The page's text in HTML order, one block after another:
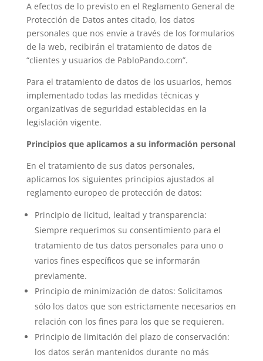
A efectos de lo previsto en el Reglamento General de
Protección de Datos antes citado, los datos
personales que nos envíe a través de los formularios
de la web, recibirán el tratamiento de datos de
“clientes y usuarios de PabloPando.com”.
Para el tratamiento de datos de los usuarios, hemos
implementado todas las medidas técnicas y
organizativas de seguridad establecidas en la
legislación vigente.
Principios que aplicamos a su información personal
En el tratamiento de sus datos personales,
aplicamos los siguientes principios ajustados al
reglamento europeo de protección de datos:
Principio de licitud, lealtad y transparencia:
Siempre requerimos su consentimiento para el
tratamiento de tus datos personales para uno o
varios fines específicos que se informarán
previamente.
Principio de minimización de datos: Solicitamos
sólo los datos que son estrictamente necesarios en
relación con los fines para los que se requieren.
Principio de limitación del plazo de conservación:
los datos serán mantenidos durante no más